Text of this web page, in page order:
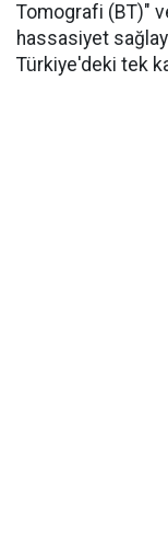
Tomografi (BT)"
hassasiyet
Türkiye'deki tek